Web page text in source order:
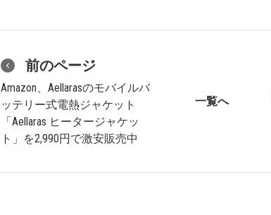
前のページ
Amazon、Aellarasのモバイルバ
ッテリー式電熱ジャケット
「Aellaras ヒータージャケッ
ト」を2,990円で激安販売中
一覧へ